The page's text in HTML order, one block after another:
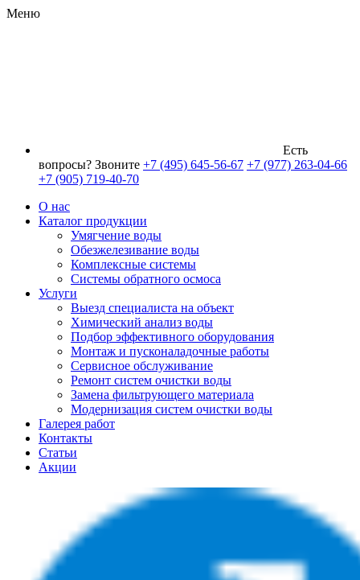
Меню
Есть
вопросы? Звоните +7 (495) 645-56-67 +7 (977) 263-04-66
+7 (905) 719-40-70
О нас
Каталог продукции
Умягчение воды
Обезжелезивание воды
Комплексные системы
Системы обратного осмоса
Услуги
Выезд специалиста на объект
Химический анализ воды
Подбор эффективного оборудования
Монтаж и пусконаладочные работы
Сервисное обслуживание
Ремонт систем очистки воды
Замена фильтрующего материала
Модернизация систем очистки воды
Галерея работ
Контакты
Статьи
Акции